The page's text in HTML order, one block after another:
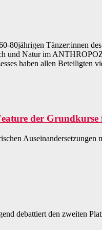
80jährigen Tänzer:innen
und Natur im
haben allen Beteiligten
der
Auseinandersetzungen
debattiert den zweiten